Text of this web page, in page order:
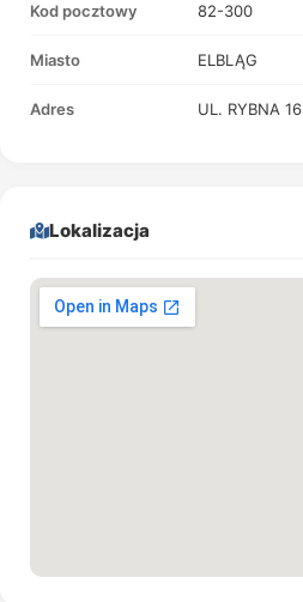
Kod pocztowy 82-300
Miasto ELBLĄG
Adres UL. RYBNA 16
Lokalizacja